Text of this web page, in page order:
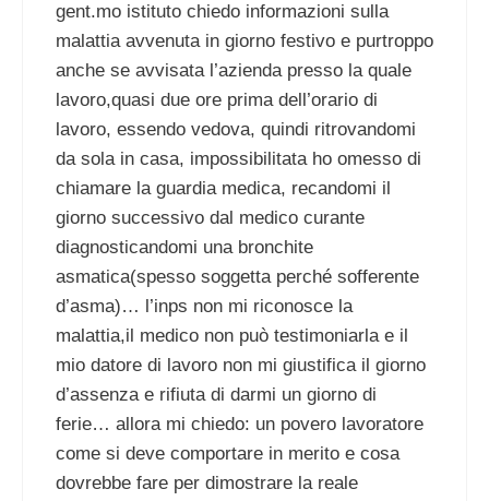
gent.mo istituto chiedo informazioni sulla
malattia avvenuta in giorno festivo e purtroppo
anche se avvisata l’azienda presso la quale
lavoro,quasi due ore prima dell’orario di
lavoro, essendo vedova, quindi ritrovandomi
da sola in casa, impossibilitata ho omesso di
chiamare la guardia medica, recandomi il
giorno successivo dal medico curante
diagnosticandomi una bronchite
asmatica(spesso soggetta perché sofferente
d’asma)… l’inps non mi riconosce la
malattia,il medico non può testimoniarla e il
mio datore di lavoro non mi giustifica il giorno
d’assenza e rifiuta di darmi un giorno di
ferie… allora mi chiedo: un povero lavoratore
come si deve comportare in merito e cosa
dovrebbe fare per dimostrare la reale